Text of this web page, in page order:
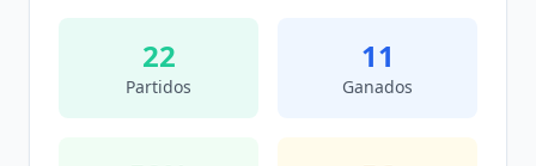
22
Partidos
11
Ganados